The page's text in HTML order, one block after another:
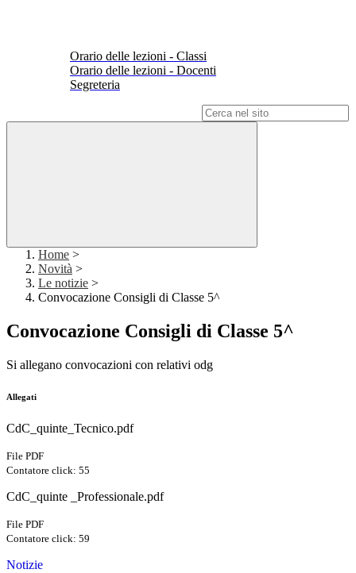
Orario delle lezioni - Classi
Orario delle lezioni - Docenti
Segreteria
Home >
Novità >
Le notizie >
Convocazione Consigli di Classe 5^
Convocazione Consigli di Classe 5^
Si allegano convocazioni con relativi odg
Allegati
CdC_quinte_Tecnico.pdf
File PDF
Contatore click: 55
CdC_quinte _Professionale.pdf
File PDF
Contatore click: 59
Notizie